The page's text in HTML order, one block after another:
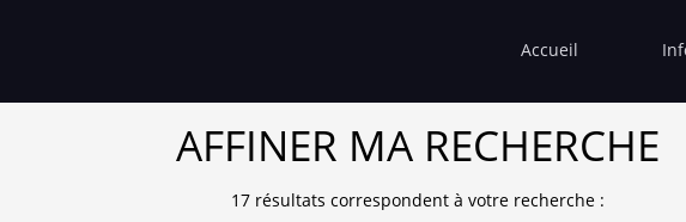
Accueil
AFFINER MA RECHERCHE
17 résultats correspondent à votre recherche :